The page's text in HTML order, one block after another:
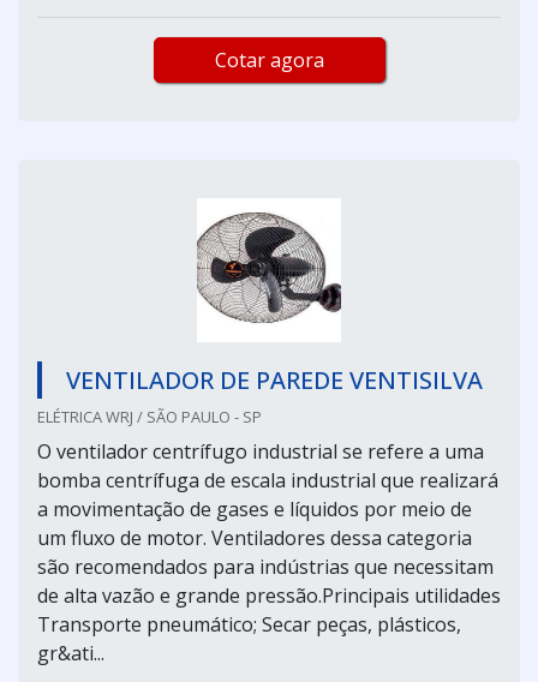
Cotar agora
VENTILADOR DE PAREDE VENTISILVA
ELÉTRICA WRJ / SÃO PAULO - SP
O ventilador centrífugo industrial se refere a uma
bomba centrífuga de escala industrial que realizará
a movimentação de gases e líquidos por meio de
um fluxo de motor. Ventiladores dessa categoria
são recomendados para indústrias que necessitam
de alta vazão e grande pressão.Principais utilidades
Transporte pneumático; Secar peças, plásticos,
gr&ati...